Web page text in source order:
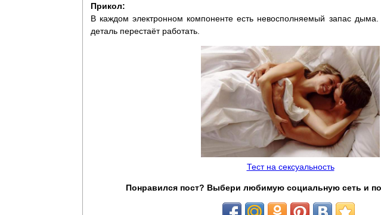
Прикол:
В каждом электронном компоненте есть невосполняемый запас
деталь перестаёт работать.
Тест на сексуальность
Понравился пост? Выбери любимую социальную сеть и